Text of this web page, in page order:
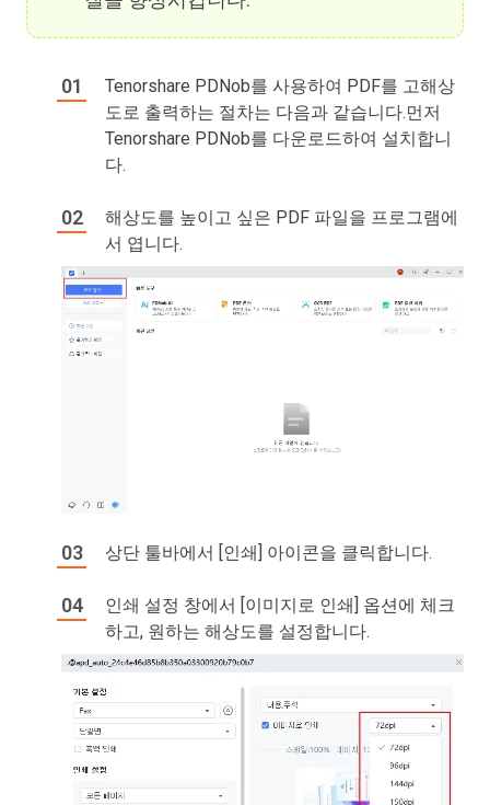
Tenorshare PDNob를 사용하여 PDF를 고해상
도로 출력하는 절차는 다음과 같습니다.먼저
Tenorshare PDNob를 다운로드하여 설치합니
다.
해상도를 높이고 싶은 PDF 파일을 프로그램에
서 엽니다.
상단 툴바에서 [인쇄] 아이콘을 클릭합니다.
인쇄 설정 창에서 [이미지로 인쇄] 옵션에 체크
하고, 원하는 해상도를 설정합니다.